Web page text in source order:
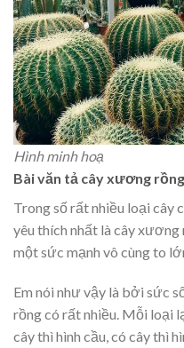
Hình minh hoạ
Bài văn tả cây xương
Trong số rất nhiều loại cây
yêu thích nhất là cây
một sức mạnh vô cùng to
Em nói như vậy là bởi sức
rồng có rất nhiều. Mỗi loại
cây thì hình cầu, có cây thì